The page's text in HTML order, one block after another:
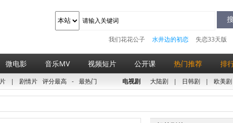
失恋33天版
水井边的初恋
我们花花公子
微电影 音乐MV 视频短片 公开课 热门推荐 排
| 剧情片 评分最高 - 最热门 电视剧 大陆剧 | 日韩剧 | 欧美剧